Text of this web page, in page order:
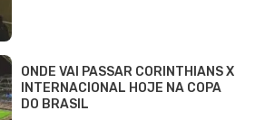
ONDE VAI PASSAR CORINTHIANS X
INTERNACIONAL HOJE NA COPA
DO BRASIL